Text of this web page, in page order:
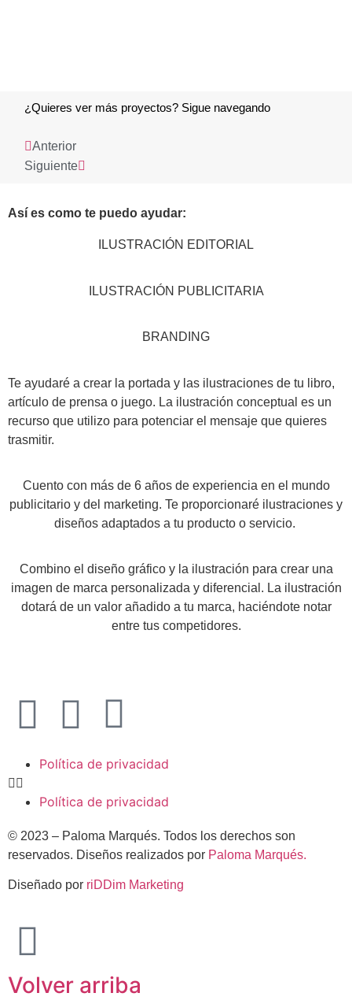
¿Quieres ver más proyectos? Sigue navegando
Anterior
Siguiente
Así es como te puedo ayudar:
ILUSTRACIÓN EDITORIAL
ILUSTRACIÓN PUBLICITARIA
BRANDING
Te ayudaré a crear la portada y las ilustraciones de tu libro,
artículo de prensa o juego. La ilustración conceptual es un
recurso que utilizo para potenciar el mensaje que quieres
trasmitir.
Cuento con más de 6 años de experiencia en el mundo
publicitario y del marketing. Te proporcionaré ilustraciones y
diseños adaptados a tu producto o servicio.
Combino el diseño gráfico y la ilustración para crear una
imagen de marca personalizada y diferencial. La ilustración
dotará de un valor añadido a tu marca, haciéndote notar
entre tus competidores.
Política de privacidad
Política de privacidad
© 2023 – Paloma Marqués. Todos los derechos son
reservados. Diseños realizados por Paloma Marqués.
Diseñado por riDDim Marketing
Volver arriba